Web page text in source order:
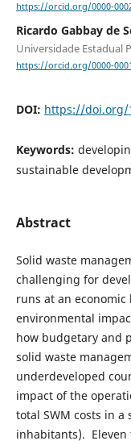
https://orcid.org/0000-
Ricardo Gabbay de
Universidade Estadual
https://orcid.org/0000-
DOI: https://doi.org/
Keywords:
sustainable
Abstract
Solid waste
challenging for
runs at an
environmental
how budgetary and
solid waste
underdeveloped
impact of the
total SWM costs in
inhabitants). Eleven